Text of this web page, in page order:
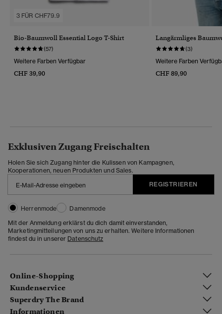
3 FÜR CHF79.9
Bio-Baumwoll Essential Logo T-Shirt
(57)
Weitere Farben Verfügbar
CHF 39,90
Langärmliges
(3)
Weitere Farben
CHF 89,90
Exklusiven Zugang Freischalten
Holen Sie sich Zugang hinter die Kulissen von Kampagnen,
Kooperationen, neuen Produkten und Sales.
REGISTRIEREN
Herrenmode
Damenmode
Mit der Anmeldung erklärst du dich damit einverstanden,
Marketingmitteilungen von uns zu erhalten. Weitere Informationen
findest du in unserer Datenschutz
Online-Shopping
Kundenservice
Superdry The Brand
Informationen